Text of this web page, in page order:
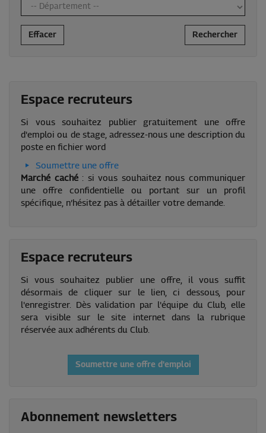
Effacer Rechercher
Espace recruteurs
Si vous souhaitez publier gratuitement une offre
d'emploi ou de stage, adressez-nous une description du
poste en fichier word
Soumettre une offre
Marché caché: si vous souhaitez nous communiquer
une offre confidentielle ou portant sur un profil
spécifique, n’hésitez pas à détailler votre demande.
Espace recruteurs
Si vous souhaitez publier une offre, il vous suffit
désormais de cliquer sur le lien, ci dessous, pour
l'enregistrer. Dès validation par l'équipe du Club, elle
sera visible sur le site internet dans la rubrique
réservée aux adhérents du Club.
Soumettre une offre d'emploi
Abonnement newsletters